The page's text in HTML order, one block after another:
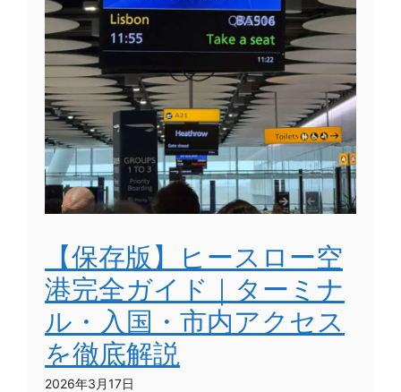
【保存版】ヒースロー空
港完全ガイド｜ターミナ
ル・入国・市内アクセス
を徹底解説
2026年3月17日